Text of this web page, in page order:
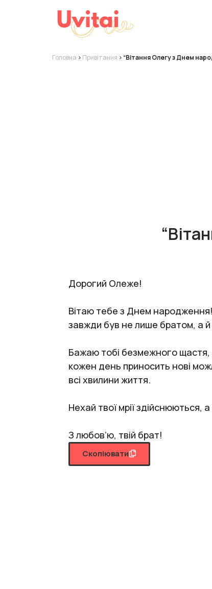
Головна > Привітання > “Вітання Олегу з Днем
Дорогий Олеже!
Вітаю тебе з Днем
завжди був не лише братом, а й
Бажаю тобі безмежного щастя,
кожен день приносить нові
всі хвилини життя.
Нехай твої мрії здійснюються,
З любов’ю, твій брат!
Скопіювати